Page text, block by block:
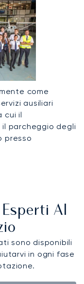
come
ausiliari
cui il
parcheggio degli
presso
Al
sono disponibili
in ogni fase